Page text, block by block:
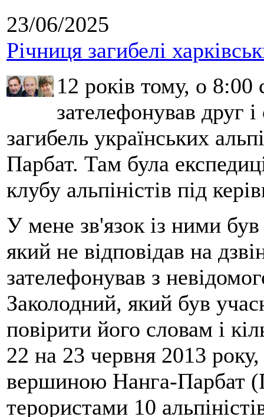
23/06/2025
Річниця загибелі
12 років тому, о 8:00
зателефонував друг
загибель українських
Парбат. Там була
клубу альпіністів під
У мене зв'язок із ними
який не відповідав на
зателефонував з
Заколодний, який був
повірити його словам і
22 на 23 червня 2013
вершиною Нанга-Парбат
терористами 10